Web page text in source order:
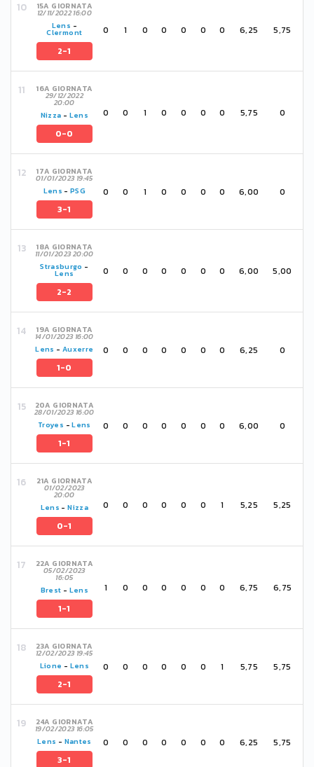
15A GIORNATA
12/11/2022 16:00
Lens -
Clermont
2-1
0 1 0 0 0 0 0 6,25 5,75
16A GIORNATA
29/12/2022
20:00
Nizza - Lens
0-0
0 0 1 0 0 0 0 5,75 0
17A GIORNATA
01/01/2023 19:45
Lens -PSG
3-1
0 0 1 0 0 0 0 6,00 0
18A GIORNATA
11/01/2023 20:00
Strasburgo -
Lens
2-2
0 0 0 0 0 0 0 6,00 5,00
19A GIORNATA
14/01/2023 16:00
Lens - Auxerre
1-0
0 0 0 0 0 0 0 6,25 0
20A GIORNATA
28/01/2023 16:00
Troyes -Lens
1-1
0 0 0 0 0 0 0 6,00 0
21A GIORNATA
01/02/2023
20:00
Lens -Nizza
0-1
0 0 0 0 0 0 1 5,25 5,25
22A GIORNATA
05/02/2023
16:05
Brest - Lens
1-1
1 0 0 0 0 0 0 6,75 6,75
23A GIORNATA
12/02/2023 19:45
Lione - Lens
2-1
0 0 0 0 0 0 1 5,75 5,75
24A GIORNATA
19/02/2023 16:05
Lens - Nantes
3-1
0 0 0 0 0 0 0 6,25 5,75